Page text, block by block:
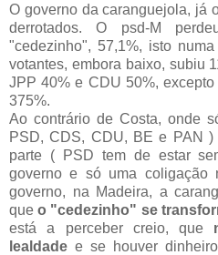
O governo da caranguejola, já
derrotados. O psd-M
"cedezinho", 57,1%, isto
votantes, embora baixo, subiu
JPP 40% e CDU 50%,
375%.
Ao contrário de Costa, onde
PSD, CDS, CDU, BE e PAN
parte ( PSD tem de estar
governo e só uma coligação
governo, na Madeira, a
queo "cedezinho" se
está a perceber creio, que
lealdade e se houver